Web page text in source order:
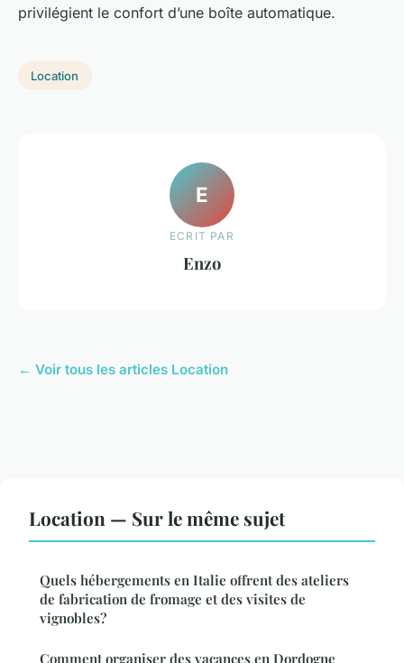
privilégient le confort d’une boîte automatique.
Location
E
ECRIT PAR
Enzo
← Voir tous les articles Location
Location — Sur le même sujet
Quels hébergements en Italie offrent des ateliers
de fabrication de fromage et des visites de
vignobles?
Comment organiser des vacances en Dordogne